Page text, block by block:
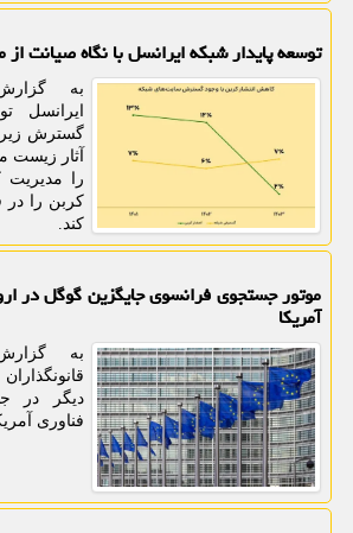
توسعه پایدار شبکه ایرانسل با نگاه صیانت
به
ایرانسل
گسترش
آثار زیست
را مدیریت
کربن را در
کند.
موتور جستجوی فرانسوی جایگزین گوگل در
آمریکا
به
دیگر در
فناوری